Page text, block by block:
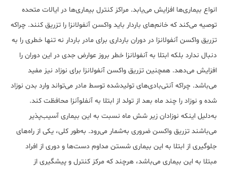
انواع بیماری‌ها افزایش می‌یابد. مراکز کنترل بیماری‌ها در ایالات متحده
توصیه می‌کند که خانم‌های باردار باید واکسن آنفولانزا را تزریق کنند. چراکه
تزریق واکسن آنفولانزا در دوران بارداری برای مادر باردار نه تنها خطری را به
دنبال ندارد بلکه ابتلا به آنفولانزا خطر بروز عوارض جدی در این دوران را
افزایش می‌دهد. همچنین تزریق واکسن آنفولانزا برای نوزاد نیز مفید
می‌باشد. چراکه آنتی‌بادی‌های تولیدشده توسط مادر می‌تواند وارد بدن نوزاد
شده و نوزاد را چند ماه بعد از تولد از ابتلا به آنفلوآنزا محافظت کند.
به‌دلیل اینکه نوزادان زیر شش ماه نسبت به این بیماری آسیب‌پذیر
می‌باشند تزریق واکسن ضروری به‌شمار می‌رود. به‌طور کلی، یکی از راه‌های
جلوگیری از ابتلا به این بیماری شستن مداوم دست‌ها و دوری از افراد
مبتلا به این بیماری می‌باشد، هرچند که مرکز کنترل و پیشگیری‌ از